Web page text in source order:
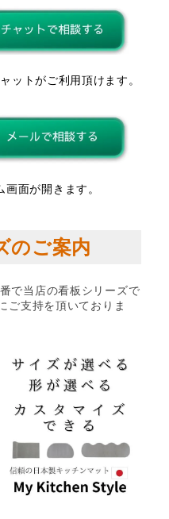
ットがご利用頂けます。
面が開きます。
のご案内
で当店の看板シリーズで
ご支持を頂いておりま